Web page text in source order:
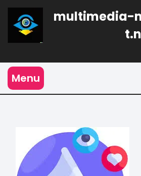
Naar
inhoud
gaan
multimedia-
Menu